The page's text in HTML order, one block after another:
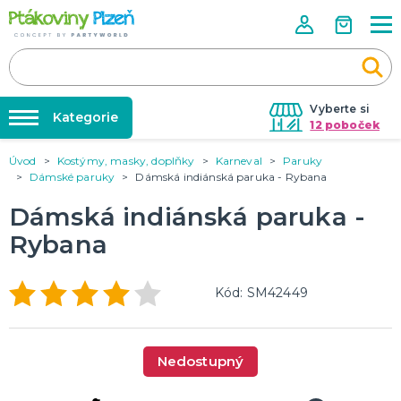
Vyberte si
12 poboček
Půjčovna kostýmů
Nafukování balónků
Prodejny
Rozvoz
Párty Blog
Kategorie
KOSTÝMY, MASKY, DOPLŇKY
Karneval
Halloween
KARNEVALOVÉ KOSTÝMY
Narozeninové oslavy
Úvod Kostýmy, masky, doplňky Karneval
Paruky
Dámské paruky
Dámská indiánská paruka - Rybana
Dámská indiánská paruka -
Rybana
Kód: SM42449
Nedostupný